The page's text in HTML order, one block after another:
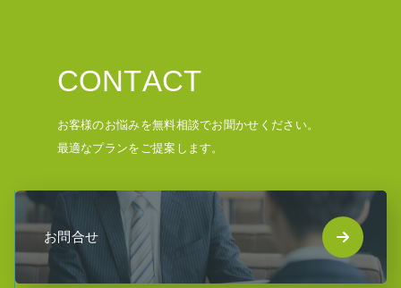
CONTACT
お客様のお悩みを無料相談でお聞かせください。
最適なプランをご提案します。
お問合せ